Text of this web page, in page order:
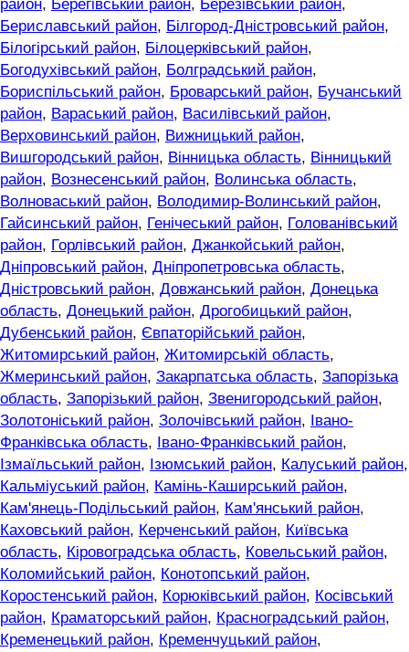
район, Берегівський район, Березівський район,
Бериславський район, Білгород-Дністровський район,
Білогірський район, Білоцерківський район,
Богодухівський район, Болградський район,
Бориспільський район, Броварський район, Бучанський
район, Вараський район, Василівський район,
Верховинський район, Вижницький район,
Вишгородський район, Вінницька область, Вінницький
район, Вознесенський район, Волинська область,
Волноваський район, Володимир-Волинський район,
Гайсинський район, Генічеський район, Голованівський
район, Горлівський район, Джанкойський район,
Дніпровський район, Дніпропетровська область,
Дністровський район, Довжанський район, Донецька
область, Донецький район, Дрогобицький район,
Дубенський район, Євпаторійський район,
Житомирський район, Житомирській область,
Жмеринський район, Закарпатська область, Запорізька
область, Запорізький район, Звенигородський район,
Золотоніський район, Золочівський район,
Івано-
Франківська область, Івано-Франківський район,
Ізмаїльський район, Ізюмський район, Калуський район,
Кальміуський район, Камінь-Каширський район,
Кам'янець-Подільський район, Кам'янський район,
Каховський район, Керченський район, Київська
область, Кіровоградська область, Ковельський район,
Коломийський район, Конотопський район,
Коростенський район, Корюківський район, Косівський
район, Краматорський район, Красноградський район,
Кременецький район, Кременчуцький район,